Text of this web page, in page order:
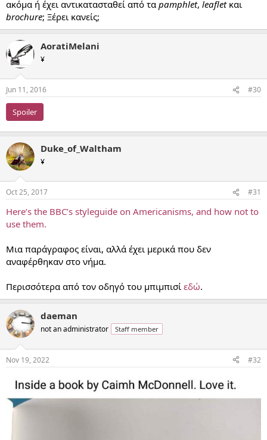
ακόμα ή έχει αντικατασταθεί από τα pamphlet, leafletκαι
brochure; Ξέρει κανείς;
AoratiMelani
¥
Jun 11, 2016 #30
Spoiler
Duke_of_Waltham
¥
Oct 25, 2017 #31
Here’s the BBC’s styleguide on Americanisms, and how not to
use them.
Μια παράγραφος είναι, αλλά έχει μερικά που δεν
αναφέρθηκαν στο νήμα.
Περισσότερα από τον οδηγό του μπιμπισί εδώ.
daeman
not an administrator Staff member
Nov 19, 2022 #32